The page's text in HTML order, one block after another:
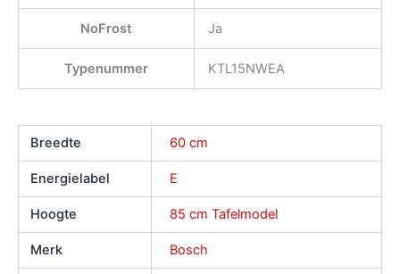
NoFrost Ja
Typenummer KTL15NWEA
Breedte 60 cm
Energielabel E
Hoogte 85 cm Tafelmodel
Merk Bosch